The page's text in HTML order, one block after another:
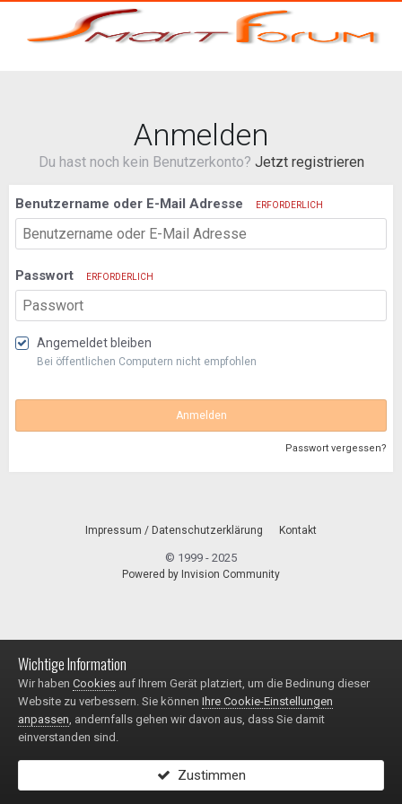
Anmelden
Du hast noch kein Benutzerkonto? Jetzt registrieren
Benutzername oder E-Mail Adresse ERFORDERLICH
Passwort ERFORDERLICH
Angemeldet bleiben
Bei öffentlichen Computern nicht empfohlen
Anmelden
Passwort vergessen?
Impressum / Datenschutzerklärung Kontakt
© 1999 - 2025
Powered by Invision Community
Wichtige Information
Wir haben Cookies auf Ihrem Gerät platziert, um die Bedinung dieser
Website zu verbessern. Sie können Ihre Cookie-Einstellungen
anpassen, andernfalls gehen wir davon aus, dass Sie damit
einverstanden sind.
Zustimmen